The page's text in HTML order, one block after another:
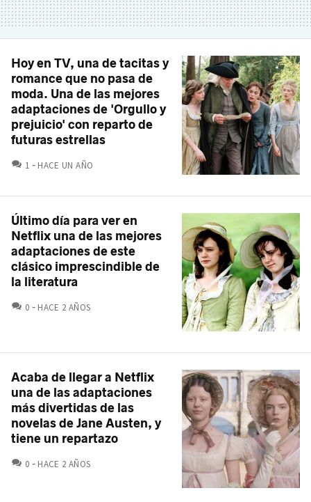
Hoy en TV, una de tacitas y
romance que no pasa de
moda. Una de las mejores
adaptaciones de 'Orgullo y
prejuicio' con reparto de
futuras estrellas
1 COMENTARIOS
HACE UN AÑO
Último día para ver en
Netflix una de las mejores
adaptaciones de este
clásico imprescindible de
la literatura
0 COMENTARIOS
HACE 2 AÑOS
Acaba de llegar a Netflix
una de las adaptaciones
más divertidas de las
novelas de Jane Austen, y
tiene un repartazo
0 COMENTARIOS
HACE 2 AÑOS